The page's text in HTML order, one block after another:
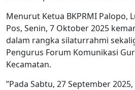
Menurut Ketua BKPRMI Palopo,
Pos, Senin, 7 Oktober 2025
dalam rangka silaturrahmi
Pengurus Forum Komunikasi
Kecamatan.
”Pada Sabtu, 27 September